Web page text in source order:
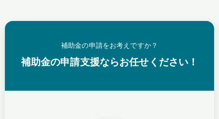
補助金の申請をお考えですか？
補助金の申請支援ならお任せください！